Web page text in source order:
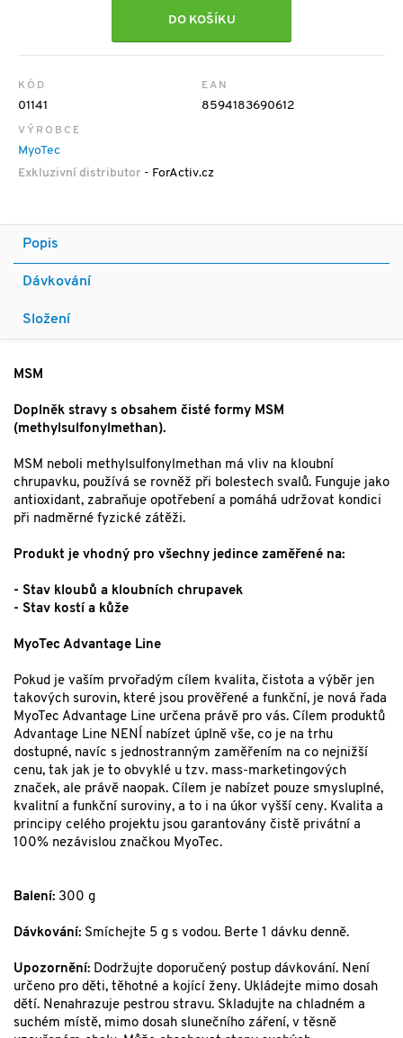
DO KOŠÍKU
KÓD
01141
EAN
8594183690612
VÝROBCE
MyoTec
Exkluzivní distributor - ForActiv.cz
Popis
Dávkování
Složení
MSM
Doplněk stravy s obsahem čisté formy MSM
(methylsulfonylmethan).
MSM neboli methylsulfonylmethan má vliv na kloubní
chrupavku, používá se rovněž při bolestech svalů. Funguje jako
antioxidant, zabraňuje opotřebení a pomáhá udržovat kondici
při nadměrné fyzické zátěži.
Produkt je vhodný pro všechny jedince zaměřené na:
- Stav kloubů a kloubních chrupavek
- Stav kostí a kůže
MyoTec Advantage Line
Pokud je vaším prvořadým cílem kvalita, čistota a výběr jen
takových surovin, které jsou prověřené a funkční, je nová řada
MyoTec Advantage Line určena právě pro vás. Cílem produktů
Advantage Line NENÍ nabízet úplně vše, co je na trhu
dostupné, navíc s jednostranným zaměřením na co nejnižší
cenu, tak jak je to obvyklé u tzv. mass-marketingových
značek, ale právě naopak. Cílem je nabízet pouze smysluplné,
kvalitní a funkční suroviny, a to i na úkor vyšší ceny. Kvalita a
principy celého projektu jsou garantovány čistě privátní a
100% nezávislou značkou MyoTec.
Balení: 300 g
Dávkování: Smíchejte 5 g s vodou. Berte 1 dávku denně.
Upozornění: Dodržujte doporučený postup dávkování. Není
určeno pro děti, těhotné a kojící ženy. Ukládejte mimo dosah
dětí. Nenahrazuje pestrou stravu. Skladujte na chladném a
suchém místě, mimo dosah slunečního záření, v těsně